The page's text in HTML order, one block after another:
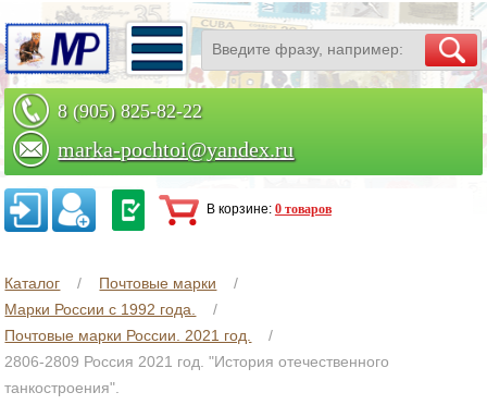
8 (905) 825-82-22
marka-pochtoi@yandex.ru
Заказать по телефону
В корзине: 0 товаров
Каталог
Почтовые марки
Марки России с 1992 года.
Почтовые марки России. 2021 год.
2806-2809 Россия 2021 год. "История отечественного
танкостроения".